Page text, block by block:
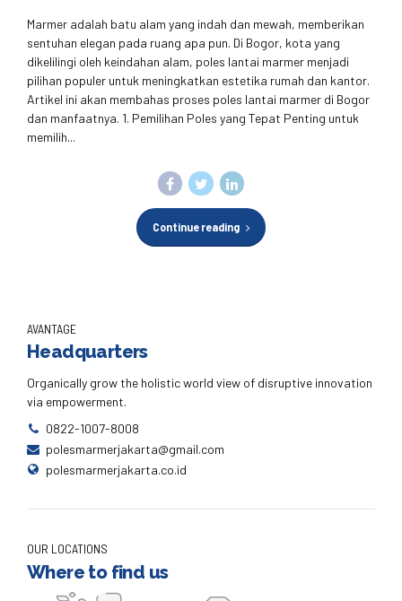
Marmer adalah batu alam yang indah dan mewah, memberikan
sentuhan elegan pada ruang apa pun. Di Bogor, kota yang
dikelilingi oleh keindahan alam, poles lantai marmer menjadi
pilihan populer untuk meningkatkan estetika rumah dan kantor.
Artikel ini akan membahas proses poles lantai marmer di Bogor
dan manfaatnya. 1. Pemilihan Poles yang Tepat Penting untuk
memilih...
Continue reading
AVANTAGE
Headquarters
Organically grow the holistic world view of disruptive innovation
via empowerment.
0822-1007-8008
polesmarmerjakarta@gmail.com
polesmarmerjakarta.co.id
OUR LOCATIONS
Where to find us